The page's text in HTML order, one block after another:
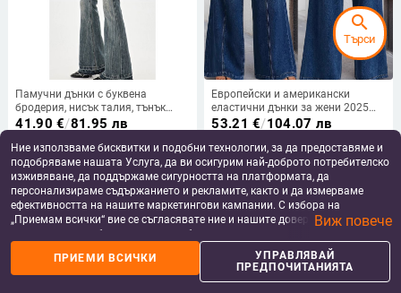
Памучни дънки с буквена
бродерия, нисък талия, тънък
силует, леко разширени, дълги до
пода
41.90 €/81.95 лв
add_shopping_cart
Европейски и американски
еластични дънки за жени 2025
Нови широки панталони за
снаждане в Ebay, модерни
ежедневни изпрани дънки
53.21 €/104.07 лв
add_shopping_cart
Ние използваме бисквитки и подобни технологии, за да предоставяме и
подобряваме нашата Услуга, да ви осигурим най-доброто потребителско
изживяване, да поддържаме сигурността на платформата, да
персонализираме съдържанието и рекламите, както и да измерваме
ефективността на нашите маркетингови кампании. С избора на
„Приемам всички“ вие се съгласявате ние и нашите доверени партньори
да съхраняваме бисквитки и подобни технологии на вашето устройство
за рекламни и аналитични цели. Можете по всяко време да управлявате
своите предпочитания, като натиснете „Управлявай предпочитанията“.
За повече информация, моля, вижте нашата
Виж повече
ПРИЕМИ ВСИЧКИ
УПРАВЛЯВАЙ
ПРЕДПОЧИТАНИЯТА
search
Търси